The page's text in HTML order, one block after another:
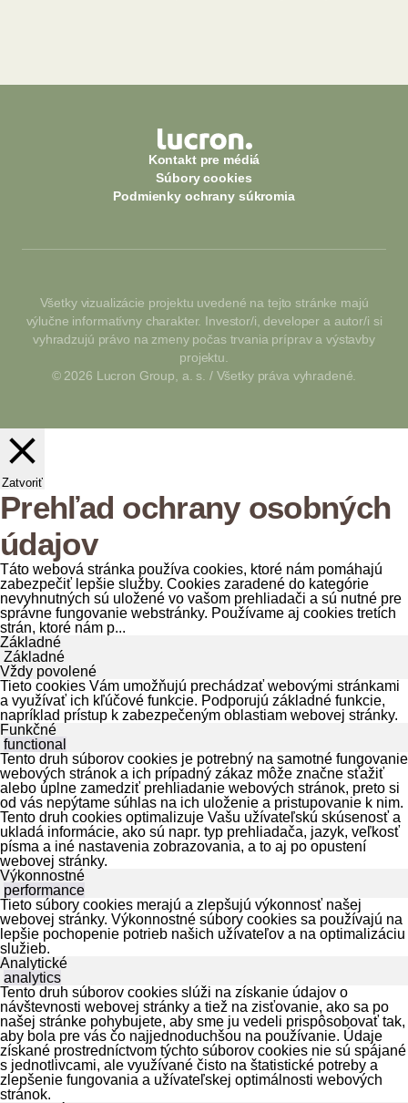
Kontakt pre médiá
Súbory cookies
Podmienky ochrany súkromia
Všetky vizualizácie projektu uvedené na tejto stránke majú
výlučne informatívny charakter. Investor/i, developer a autor/i si
vyhradzujú právo na zmeny počas trvania príprav a výstavby
projektu.
© 2026 Lucron Group, a. s. / Všetky práva vyhradené.
Zatvoriť
Prehľad ochrany osobných
údajov
Táto webová stránka používa cookies, ktoré nám pomáhajú
zabezpečiť lepšie služby. Cookies zaradené do kategórie
nevyhnutných sú uložené vo vašom prehliadači a sú nutné pre
správne fungovanie webstránky. Používame aj cookies tretích
strán, ktoré nám p...
Základné
Základné
Vždy povolené
Tieto cookies Vám umožňujú prechádzať webovými stránkami
a využívať ich kľúčové funkcie. Podporujú základné funkcie,
napríklad prístup k zabezpečeným oblastiam webovej stránky.
Funkčné
functional
Tento druh súborov cookies je potrebný na samotné fungovanie
webových stránok a ich prípadný zákaz môže značne sťažiť
alebo úplne zamedziť prehliadanie webových stránok, preto si
od vás nepýtame súhlas na ich uloženie a pristupovanie k nim.
Tento druh cookies optimalizuje Vašu užívateľskú skúsenosť a
ukladá informácie, ako sú napr. typ prehliadača, jazyk, veľkosť
písma a iné nastavenia zobrazovania, a to aj po opustení
webovej stránky.
Výkonnostné
performance
Tieto súbory cookies merajú a zlepšujú výkonnosť našej
webovej stránky. Výkonnostné súbory cookies sa používajú na
lepšie pochopenie potrieb našich užívateľov a na optimalizáciu
služieb.
Analytické
analytics
Tento druh súborov cookies slúži na získanie údajov o
návštevnosti webovej stránky a tiež na zisťovanie, ako sa po
našej stránke pohybujete, aby sme ju vedeli prispôsobovať tak,
aby bola pre vás čo najjednoduchšou na používanie. Údaje
získané prostredníctvom týchto súborov cookies nie sú spájané
s jednotlivcami, ale využívané čisto na štatistické potreby a
zlepšenie fungovania a užívateľskej optimálnosti webových
stránok.